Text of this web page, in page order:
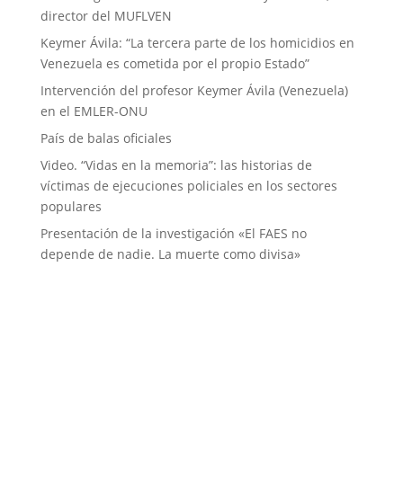
director del MUFLVEN
Keymer Ávila: “La tercera parte de los homicidios en
Venezuela es cometida por el propio Estado”
Intervención del profesor Keymer Ávila (Venezuela)
en el EMLER-ONU
País de balas oficiales
Video. “Vidas en la memoria”: las historias de
víctimas de ejecuciones policiales en los sectores
populares
Presentación de la investigación «El FAES no
depende de nadie. La muerte como divisa»